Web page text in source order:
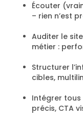
Écouter
– rien n’est
Auditer le
métier :
Structurer
cibles,
Intégrer tous
précis, CTA